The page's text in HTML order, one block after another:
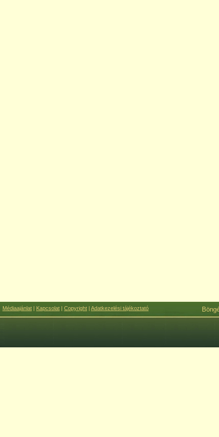
Médiaajánlat | Kapcsolat | Copyright | Adatkezelési tájékoztató